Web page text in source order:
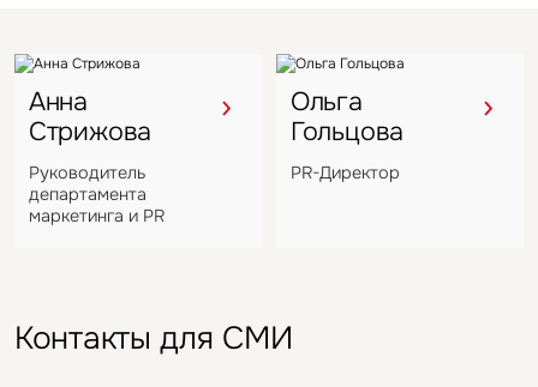
Анна
Стрижова
Руководитель
департамента
маркетинга и PR
Ольга
Гольцова
PR-Директор
Контакты для СМИ